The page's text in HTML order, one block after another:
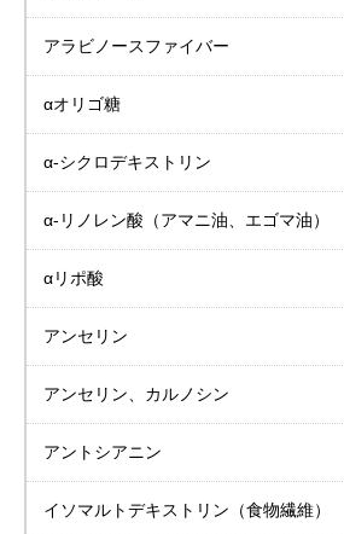
アラビノースファイバー
αオリゴ糖
α-シクロデキストリン
α-リノレン酸 （アマニ油、エゴマ油）
αリポ酸
アンセリン
アンセリン、カルノシン
アントシアニン
イソマルトデキストリン （食物繊維）